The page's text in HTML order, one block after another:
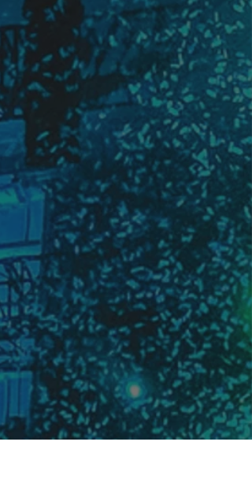
momentos para generar conversación y conectar con
los aficionados. Cada encuentro abrirá nuevas
posibilidades para crear experiencias relevantes y
fortalecer la presenc